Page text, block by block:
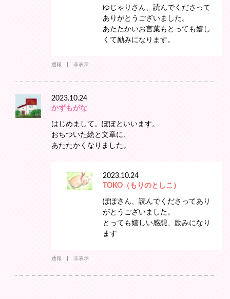
ゆじゃりさん、読んでくださって
ありがとうございました。
あたたかいお言葉もとっても嬉し
くて励みになります。
通報 非表示
2023.10.24
かずもがな
はじめまして。ぽぽといいます。
おちついた絵と文章に、
あたたかくなりました。
2023.10.24
TOKO（もりのとしこ）
ぽぽさん、読んでくださってあり
がとうございました。
とっても嬉しい感想、励みになり
ます
通報 非表示